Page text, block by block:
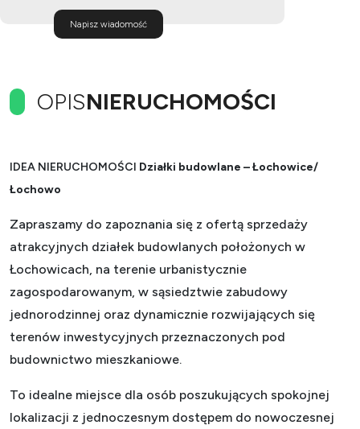
Napisz wiadomość
OPISNIERUCHOMOŚCI
IDEA NIERUCHOMOŚCI Działki budowlane – Łochowice/
Łochowo
Zapraszamy do zapoznania się z ofertą sprzedaży
atrakcyjnych działek budowlanych położonych w
Łochowicach, na terenie urbanistycznie
zagospodarowanym, w sąsiedztwie zabudowy
jednorodzinnej oraz dynamicznie rozwijających się
terenów inwestycyjnych przeznaczonych pod
budownictwo mieszkaniowe.
To idealne miejsce dla osób poszukujących spokojnej
lokalizacji z jednoczesnym dostępem do nowoczesnej